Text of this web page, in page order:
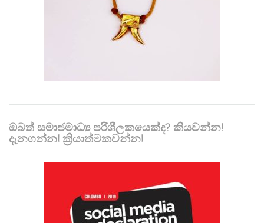
ඔබත් සමාජමාධ්‍ය පරිශීලකයෙක්ද? කියවන්න!
දැනගන්න! ක්‍රියාත්මකවන්න!